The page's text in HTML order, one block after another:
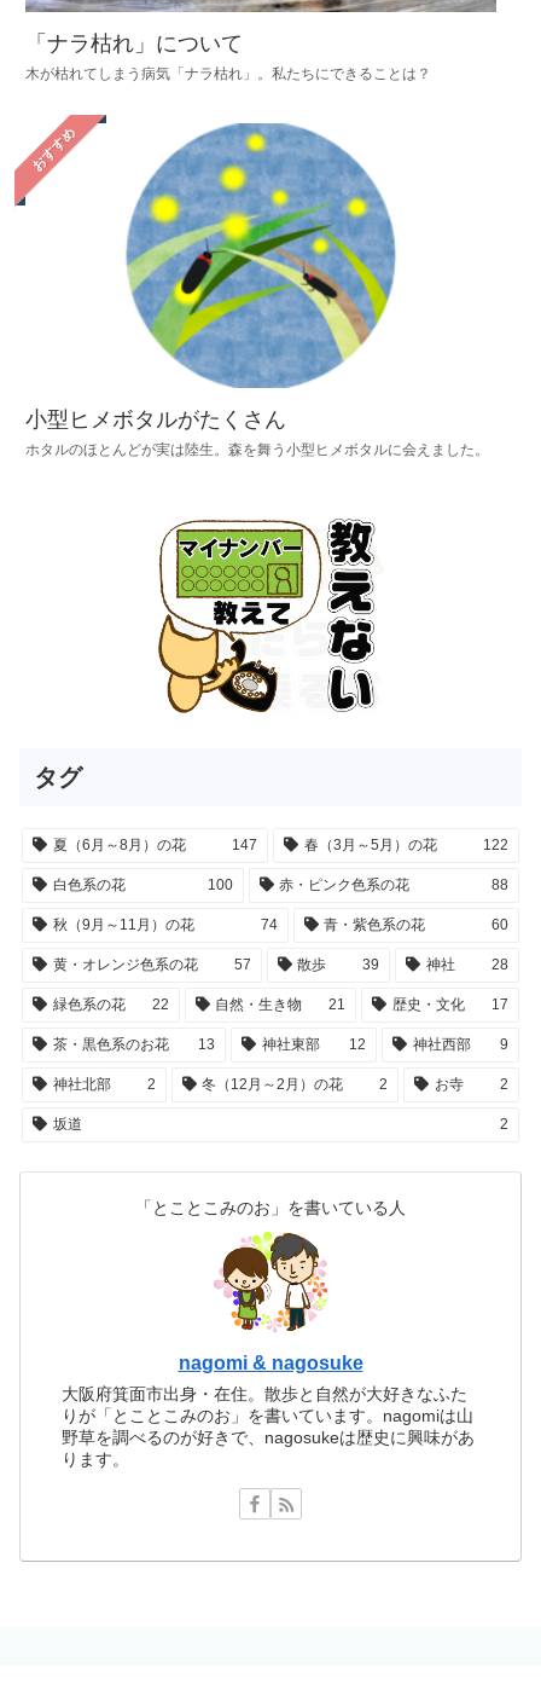
「ナラ枯れ」について
木が枯れてしまう病気「ナラ枯れ」。私たちにできることは？
おすすめ
小型ヒメボタルがたくさん
ホタルのほとんどが実は陸生。森を舞う小型ヒメボタルに会えました。
タグ
夏（6月～8月）の花 147 春（3月～5月）の花 122
白色系の花 100 赤・ピンク色系の花 88
秋（9月～11月）の花 74 青・紫色系の花 60
黄・オレンジ色系の花 57 散歩 39 神社 28
緑色系の花 22 自然・生き物 21 歴史・文化 17
茶・黒色系のお花 13 神社東部 12 神社西部 9
神社北部 2 冬（12月～2月）の花 2 お寺 2
坂道 2
「とことこみのお」を書いている人
nagomi & nagosuke
大阪府箕面市出身・在住。散歩と自然が大好きなふた
りが「とことこみのお」を書いています。nagomiは山
野草を調べるのが好きで、nagosukeは歴史に興味があ
ります。